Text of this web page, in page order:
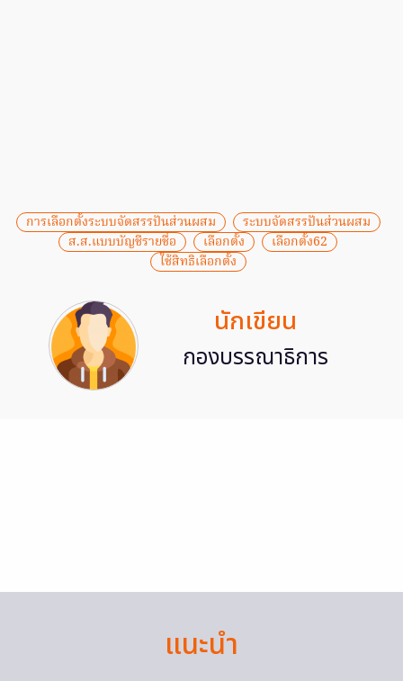
การเลือกตั้งระบบจัดสรรปันส่วนผสม
ระบบจัดสรรปันส่วนผสม
ส.ส.แบบบัญชีรายชื่อ
เลือกตั้ง
เลือกตั้ง62
ใช้สิทธิเลือกตั้ง
นักเขียน
กองบรรณาธิการ
แนะนำ